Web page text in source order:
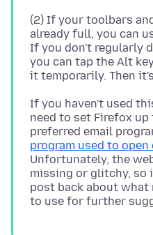
(2) If your toolbars
already full, you can
If you don't regularly
you can tap the Alt
If you haven't used
need to set Firefox
preferred email
program used to open
Unfortunately, the
missing or glitchy, so
post back about